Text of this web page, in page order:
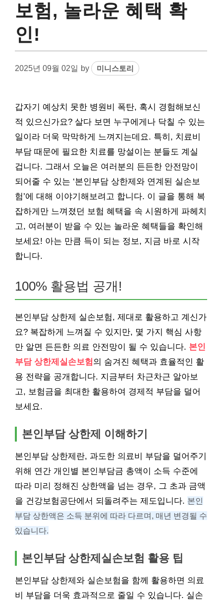
보험, 놀라운 혜택 확
인!
2025년 09월 02일 by 미니스토리
갑자기 예상치 못한 병원비 폭탄, 혹시 경험해보신
적 있으신가요? 살다 보면 누구에게나 닥칠 수 있는
일이라 더욱 막막하게 느껴지는데요. 특히, 치료비
부담 때문에 필요한 치료를 망설이는 분들도 계실
겁니다. 그래서 오늘은 여러분의 든든한 안전망이
되어줄 수 있는 ‘본인부담 상한제와 연계된 실손보
험’에 대해 이야기해보려고 합니다. 이 글을 통해 복
잡하게만 느껴졌던 보험 혜택을 속 시원하게 파헤치
고, 여러분이 받을 수 있는 놀라운 혜택들을 확인해
보세요! 아는 만큼 득이 되는 정보, 지금 바로 시작
합니다.
100% 활용법 공개!
본인부담 상한제 실손보험, 제대로 활용하고 계신가
요? 복잡하게 느껴질 수 있지만, 몇 가지 핵심 사항
만 알면 든든한 의료 안전망이 될 수 있습니다. 본인
부담 상한제실손보험의 숨겨진 혜택과 효율적인 활
용 전략을 공개합니다. 지금부터 차근차근 알아보
고, 보험금을 최대한 활용하여 경제적 부담을 덜어
보세요.
본인부담 상한제 이해하기
본인부담 상한제란, 과도한 의료비 부담을 덜어주기
위해 연간 개인별 본인부담금 총액이 소득 수준에
따라 미리 정해진 상한액을 넘는 경우, 그 초과 금액
을 건강보험공단에서 되돌려주는 제도입니다. 본인
부담 상한액은 소득 분위에 따라 다르며, 매년 변경될 수
있습니다.
본인부담 상한제실손보험 활용 팁
본인부담 상한제와 실손보험을 함께 활용하면 의료
비 부담을 더욱 효과적으로 줄일 수 있습니다. 실손